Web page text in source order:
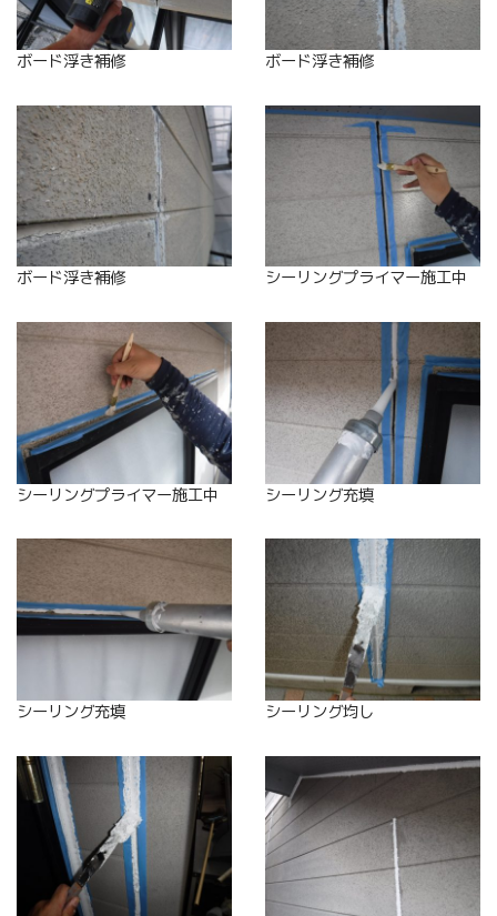
ボード浮き補修 ボード浮き補修
ボード浮き補修 シーリングプライマー施工中
シーリングプライマー施工中 シーリング充填
シーリング充填 シーリング均し